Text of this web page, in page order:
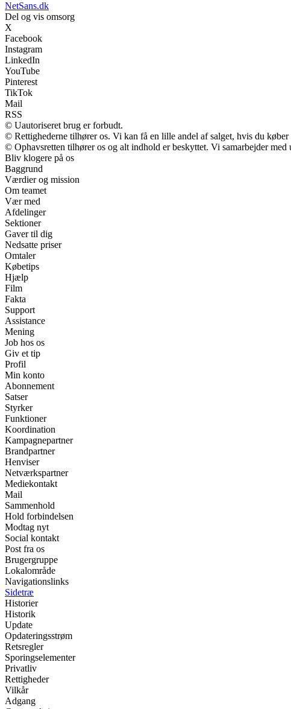
NetSans.dk
Del og vis omsorg
X
Facebook
Instagram
LinkedIn
YouTube
Pinterest
TikTok
Mail
RSS
© Uautoriseret brug er forbudt.
© Rettighederne tilhører os. Vi kan få en lille andel af salget, hvis du køber
© Ophavsretten tilhører os og alt indhold er beskyttet. Vi samarbejder
Bliv klogere på os
Baggrund
Værdier og mission
Om teamet
Vær med
Afdelinger
Sektioner
Gaver til dig
Nedsatte priser
Omtaler
Købetips
Hjælp
Film
Fakta
Support
Assistance
Mening
Job hos os
Giv et tip
Profil
Min konto
Abonnement
Satser
Styrker
Funktioner
Koordination
Kampagnepartner
Brandpartner
Henviser
Netværkspartner
Mediekontakt
Mail
Sammenhold
Hold forbindelsen
Modtag nyt
Social kontakt
Post fra os
Brugergruppe
Lokalområde
Navigationslinks
Sidetræ
Historier
Historik
Update
Opdateringsstrøm
Retsregler
Sporingselementer
Privatliv
Rettigheder
Vilkår
Adgang